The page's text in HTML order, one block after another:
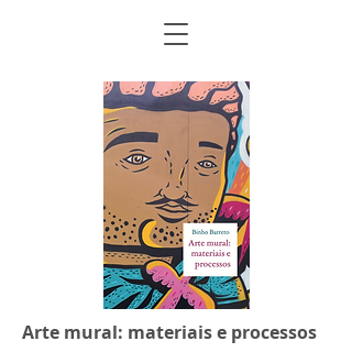
Arte mural: materiais e processos